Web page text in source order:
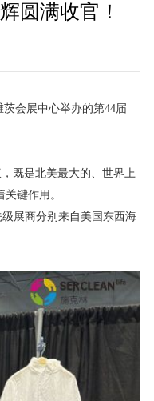
圆满收官！
会展中心举办的第44届
既是北美最大的、世界上
键作用。
展商分别来自美国东西海